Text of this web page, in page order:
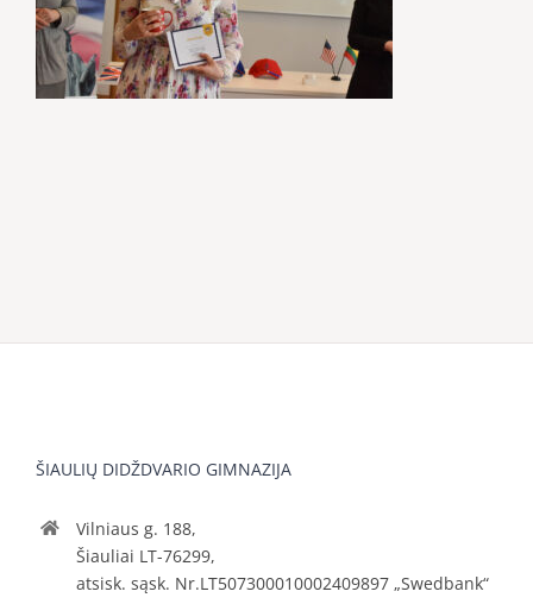
ŠIAULIŲ DIDŽDVARIO GIMNAZIJA
Vilniaus g. 188,
Šiauliai LT-76299,
atsisk. sąsk. Nr.LT507300010002409897 „Swedbank“